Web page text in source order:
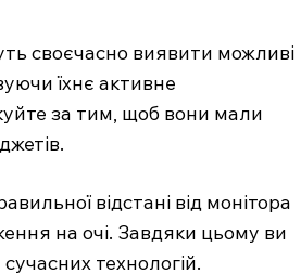
своєчасно виявити можливі
їхнє активне
за тим, щоб вони мали
відстані від монітора
на очі. Завдяки цьому ви
технологій.